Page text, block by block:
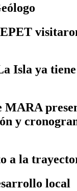
Isla ya
MARA
y
a la
local